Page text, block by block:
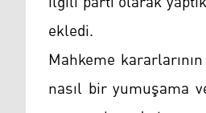
ekledi.
Mahkeme
nasıl bir yumuşama